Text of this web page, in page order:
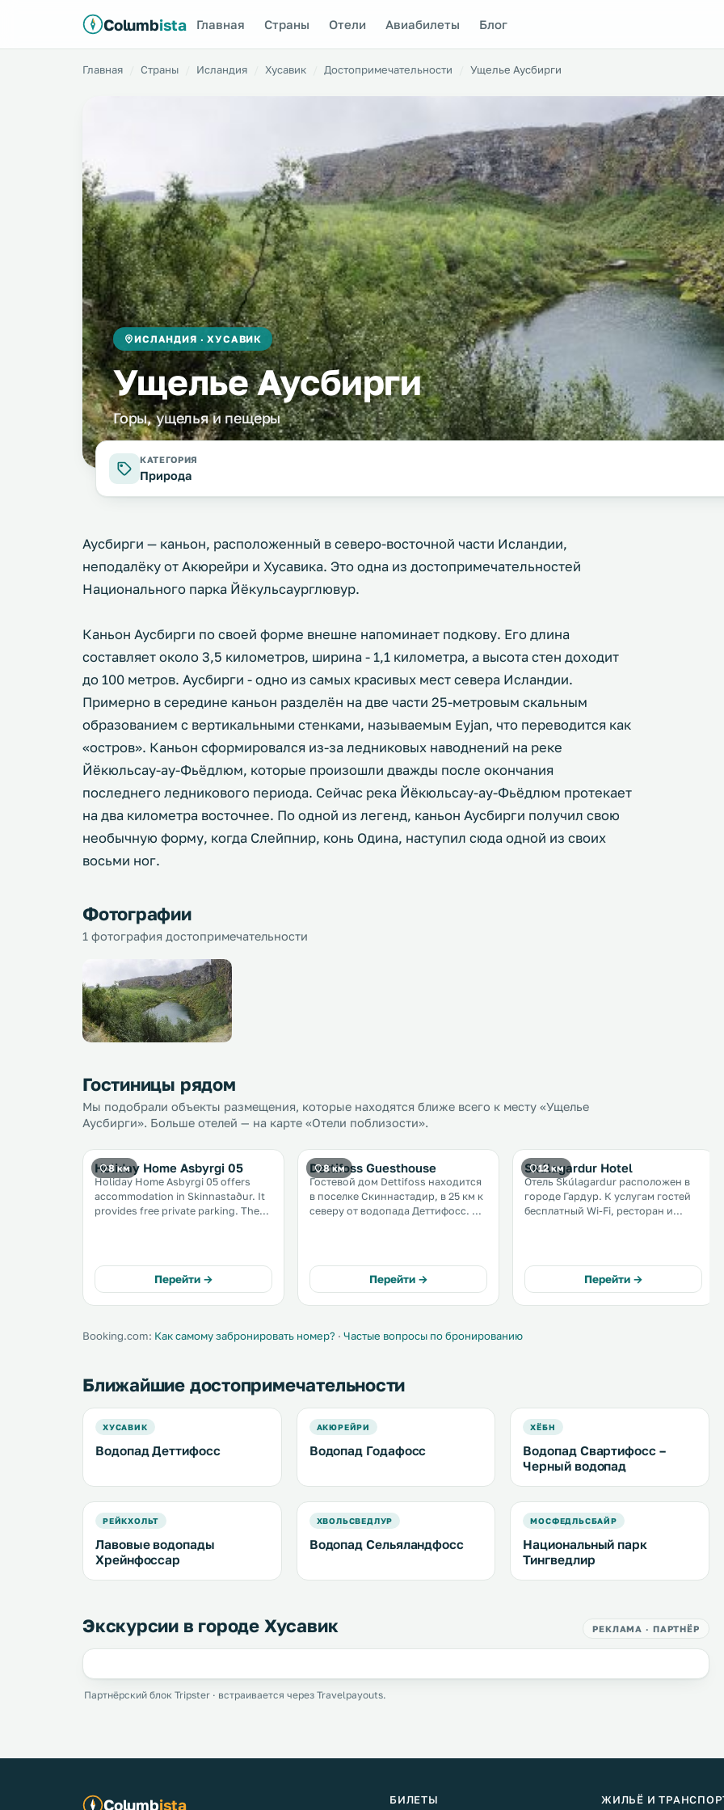
Columbista Главная Страны Отели Авиабилеты Блог
Главная Страны Исландия Хусавик Достопримечательности Ущелье Аусбирги
ИСЛАНДИЯ · ХУСАВИК
Ущелье Аусбирги
Горы, ущелья и пещеры
КАТЕГОРИЯ
Природа
Аусбирги — каньон, расположенный в северо-восточной части Исландии,
неподалёку от Акюрейри и Хусавика. Это одна из достопримечательностей
Национального парка Йёкульсаурглювур.
Каньон Аусбирги по своей форме внешне напоминает подкову. Его длина
составляет около 3,5 километров, ширина - 1,1 километра, а высота стен доходит
до 100 метров. Аусбирги - одно из самых красивых мест севера Исландии.
Примерно в середине каньон разделён на две части 25-метровым скальным
образованием с вертикальными стенками, называемым Eyjan, что переводится как
«остров». Каньон сформировался из-за ледниковых наводнений на реке
Йёкюльсау-ау-Фьёдлюм, которые произошли дважды после окончания
последнего ледникового периода. Сейчас река Йёкюльсау-ау-Фьёдлюм протекает
на два километра восточнее. По одной из легенд, каньон Аусбирги получил свою
необычную форму, когда Слейпнир, конь Одина, наступил сюда одной из своих
восьми ног.
Фотографии
1 фотография достопримечательности
Гостиницы рядом
Мы подобрали объекты размещения, которые находятся ближе всего к месту «Ущелье
Аусбирги». Больше отелей — на карте «Отели поблизости».
8 км
Holiday Home Asbyrgi 05
Holiday Home Asbyrgi 05 offers
accommodation in Skinnastaður. It
provides free private parking. The
bathroom with a shower. .
Перейти →
8 км
Dettifoss Guesthouse
Гостевой дом Dettifoss находится
в поселке Скиннастадир, в 25 км к
северу от водопада Деттифосс. К
бесплатный Wi-Fi и бесплатная
Перейти →
12 км
Skúlagardur Hotel
Отель Skúlagardur расположен в
городе Гардур. К услугам гостей
бесплатный Wi-Fi, ресторан и
бесплатная частная парковка. .
Перейти →
Booking.com: Как самому забронировать номер? · Частые вопросы по бронированию
Ближайшие достопримечательности
ХУСАВИК
Водопад Деттифосс
АКЮРЕЙРИ
Водопад Годафосс
ХЁБН
Водопад Свартифосс –
Черный водопад
РЕЙКХОЛЬТ
Лавовые водопады
Хрейнфоссар
ХВОЛЬСВЕДЛУР
Водопад Сельяландфосс
МОСФЕДЛЬСБАЙР
Национальный парк
Тингведлир
Экскурсии в городе Хусавик РЕКЛАМА · ПАРТНЁР
Партнёрский блок Tripster · встраивается через Travelpayouts.
Columbista БИЛЕТЫ ЖИЛЬЁ И